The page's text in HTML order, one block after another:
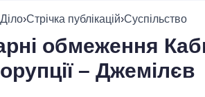
УСІ ПОЛІТИКИ ПРЕЗИДЕНТ І ОФІС
›Стрічка публікацій›Суспільство
обмеження
– Джемілєв